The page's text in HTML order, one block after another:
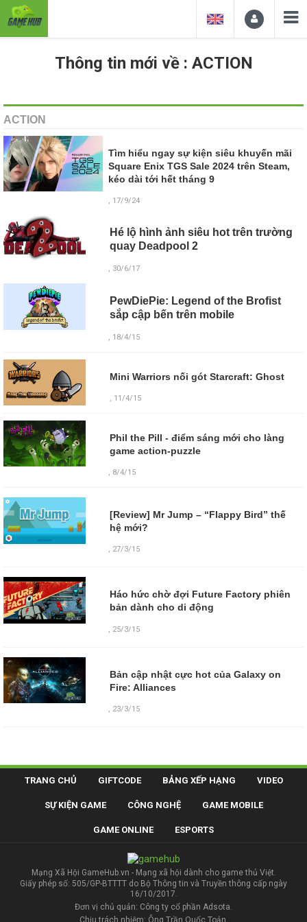
Thông tin mới về : ACTION
ACTION
Tìm hiểu ngay sự kiện siêu khuyến mãi
Square Enix TGS Sale 2024 trên Steam,
kéo dài tới hết tháng 9
, 17/9/24
Hé lộ hình ảnh siêu hot trên trường
quay Deadpool 2
, 30/6/17
PewDiePie: Legend of the Brofist
sắp cập bến trên mobile
, 18/4/15
Mini Warriors nối gót Starcraft: Ghost
, 11/4/15
Phil the Pill - điểm sáng mới cho làng
game action-puzzle
, 8/4/15
[Review] Mr Jump – “Flappy Bird” thế
hệ mới?
, 27/3/15
Háo hức chờ đợi Future Factory phiên
bản dành cho di động
25/3/15
Bản cập nhật cực hot của Galaxy on
Fire: Alliances
, 23/3/15
TRANG CHỦ GIFTCODE BẢNG XẾP HẠNG VIDEO
SỰ KIỆN GAME CÔNG NGHỆ GAME MOBILE
GAME ONLINE ESPORTS
Mạng Xã Hội GameHub.vn - Mạng xã hội dành cho game thủ Việt.
Giấy phép số: 505/GP-BTTTT do Bộ Thông tin và Truyền thông cấp ngày
16/10/2017.
Đơn vị chủ quản: Công ty cổ phần Adsota.